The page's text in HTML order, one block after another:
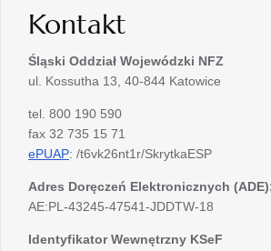
Kontakt
Śląski Oddział Wojewódzki NFZ
ul. Kossutha 13, 40-844 Katowice
tel. 800 190 590
fax 32 735 15 71
ePUAP: /t6vk26nt1r/SkrytkaESP
Adres Doręczeń Elektronicznych
AE:PL-43245-47541-JDDTW-18
Identyfikator Wewnętrzny KSeF